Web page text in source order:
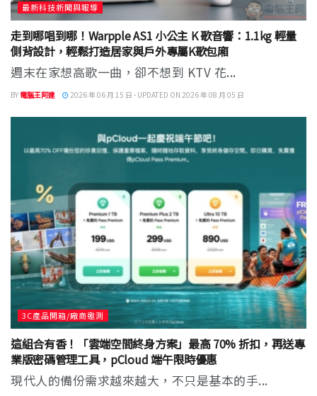
最新科技新聞與報導
走到哪唱到哪！Warpple AS1 小公主 K 歌音響：1.1kg 輕量
側背設計，輕鬆打造居家與戶外專屬K歌包廂
週末在家想高歌一曲，卻不想到 KTV 花...
BY 電腦王阿達 2026 年 06 月 15 日 - UPDATED ON 2026 年 08 月 05 日
3C產品開箱/廠商邀測
這組合有香！「雲端空間終身方案」最高 70% 折扣，再送專
業版密碼管理工具，pCloud 端午限時優惠
現代人的備份需求越來越大，不只是基本的手...